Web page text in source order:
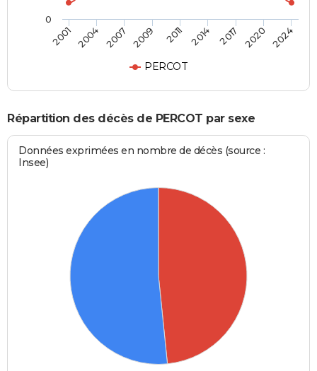
PERCOT
2001 2004 2007 2009 2011 2014 2017 2020 2024
0
Répartition des décès de PERCOT par sexe
Données exprimées en nombre de décès (source :
Insee)